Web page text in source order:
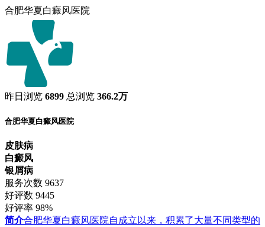
合肥华夏白癜风医院
昨日浏览 6899 总浏览 366.2万
合肥华夏白癜风医院
皮肤病
白癜风
银屑病
服务次数 9637
好评数 9445
好评率 98%
简介合肥华夏白癜风医院自成立以来，积累了大量不同类型的